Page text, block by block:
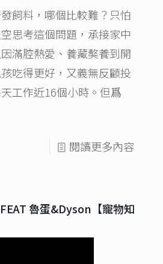
飼料，哪個比較難？只怕
思考這個問題，承接家中
滿腔熱愛、養藏獒養到開
吃得更好，又義無反顧投
工作近16個小時。但爲
閱讀更多內容
魯蛋&Dyson【寵物知